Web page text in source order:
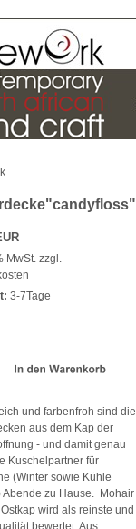
MwSt. zzgl.
3-7Tage
und farbenfroh sind die
aus dem Kap der
- und damit genau
Kuschelpartner für
(Winter sowie Kühle
Abende zu Hause. Mohair
wird als reinste und
bewertet. Aus